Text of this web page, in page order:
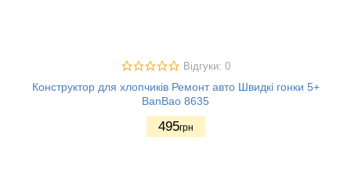
Відгуки: 0
Конструктор для хлопчиків Ремонт авто Швидкі гонки 5+
BanBao 8635
495грн